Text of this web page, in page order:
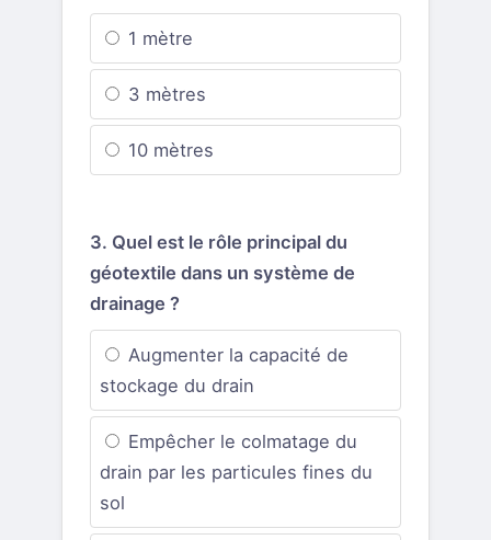
1 mètre
3 mètres
10 mètres
3. Quel est le rôle principal du
géotextile dans un système de
drainage ?
Augmenter la capacité de
stockage du drain
Empêcher le colmatage du
drain par les particules fines du
sol